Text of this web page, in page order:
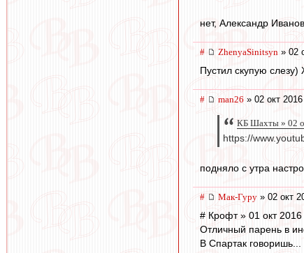
нет, Александр
# ZhenyaSinitsyn » 02
Пустил скупую слезу)
# man26 » 02 окт
КБ Шахты » 02
https://
подняло с утра
# Мак-Гуру » 02 окт
# Крофт » 01 окт
Отличный парень в
В Спартак говоришь...